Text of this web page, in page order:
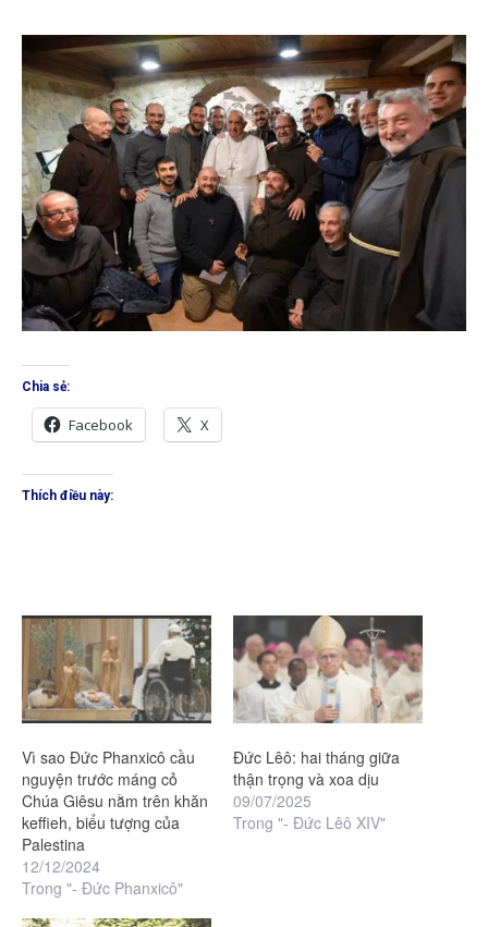
Chia sẻ:
Facebook X
Thích điều này:
Vì sao Đức Phanxicô cầu
nguyện trước máng cỏ
Chúa Giêsu nằm trên khăn
keffieh, biểu tượng của
Palestina
12/12/2024
Trong "- Đức Phanxicô"
Đức Lêô: hai tháng giữa
thận trọng và xoa dịu
09/07/2025
Trong "- Đức Lêô XIV"